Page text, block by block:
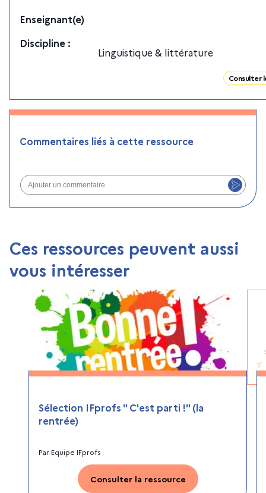
Enseignant(e)
Discipline :
Linguistique & littérature
Consulter
Commentaires liés à cette ressource
Ajouter un commentaire
Ces ressources peuvent aussi
vous intéresser
Sélection IFprofs " C'est parti !" (la
rentrée)
ParEquipe IFprofs
Consulter la ressource